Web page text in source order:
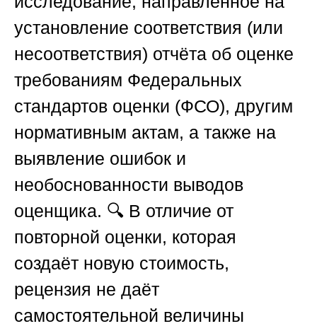
установление соответствия (или
несоответствия) отчёта об оценке
требованиям Федеральных
стандартов оценки (ФСО), другим
нормативным актам, а также на
выявление ошибок и
необоснованности выводов
оценщика. 🔍 В отличие от
повторной оценки, которая
создаёт новую стоимость,
рецензия не даёт
самостоятельной величины